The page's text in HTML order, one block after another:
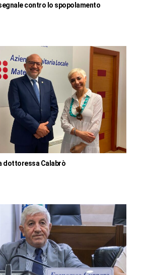
contro lo spopolamento
dottoressa Calabrò